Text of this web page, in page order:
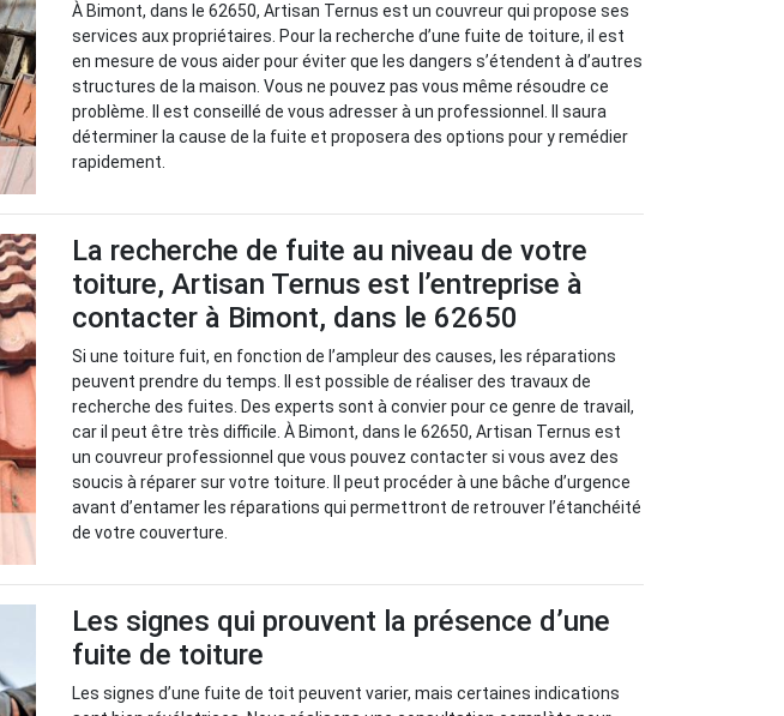
À Bimont, dans le 62650, Artisan Ternus est un couvreur qui propose ses
services aux propriétaires. Pour la recherche d’une fuite de toiture, il est
en mesure de vous aider pour éviter que les dangers s’étendent à d’autres
structures de la maison. Vous ne pouvez pas vous même résoudre ce
problème. Il est conseillé de vous adresser à un professionnel. Il saura
déterminer la cause de la fuite et proposera des options pour y remédier
rapidement.
La recherche de fuite au niveau de votre
toiture, Artisan Ternus est l’entreprise à
contacter à Bimont, dans le 62650
Si une toiture fuit, en fonction de l’ampleur des causes, les réparations
peuvent prendre du temps. Il est possible de réaliser des travaux de
recherche des fuites. Des experts sont à convier pour ce genre de travail,
car il peut être très difficile. À Bimont, dans le 62650, Artisan Ternus est
un couvreur professionnel que vous pouvez contacter si vous avez des
soucis à réparer sur votre toiture. Il peut procéder à une bâche d’urgence
avant d’entamer les réparations qui permettront de retrouver l’étanchéité
de votre couverture.
Les signes qui prouvent la présence d’une
fuite de toiture
Les signes d’une fuite de toit peuvent varier, mais certaines indications